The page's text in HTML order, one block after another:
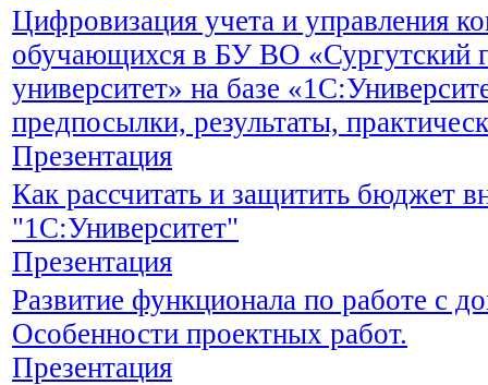
Цифровизация учета и управления
обучающихся в БУ ВО «Сургутский
университет» на базе
предпосылки, результаты,
Презентация
Как рассчитать и защитить бюджет
"1С:Университет"
Презентация
Развитие функционала по работе с
Особенности проектных работ.
Презентация